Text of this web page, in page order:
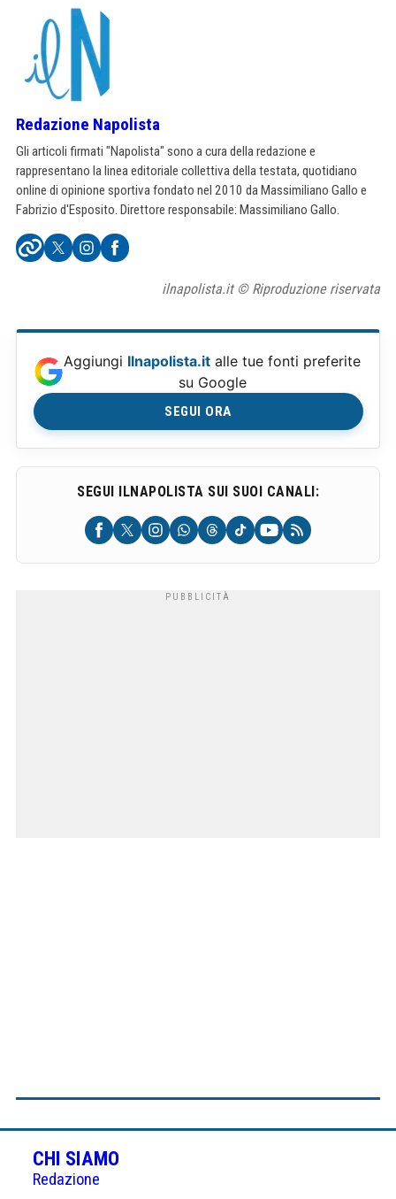
Redazione Napolista
Gli articoli firmati "Napolista" sono a cura della redazione e
rappresentano la linea editoriale collettiva della testata, quotidiano
online di opinione sportiva fondato nel 2010 da Massimiliano Gallo e
Fabrizio d'Esposito. Direttore responsabile: Massimiliano Gallo.
ilnapolista.it © Riproduzione riservata
Aggiungi Ilnapolista.it alle tue fonti preferite
su Google
SEGUI ORA
SEGUI ILNAPOLISTA SUI SUOI CANALI:
CHI SIAMO
Redazione